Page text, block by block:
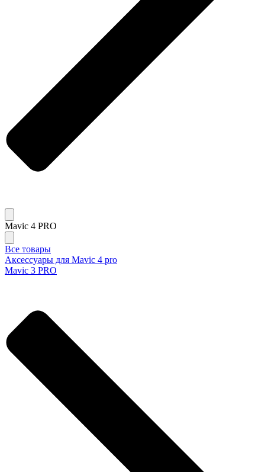
Mavic 4 PRO
Все товары
Аксессуары для Mavic 4 pro
Mavic 3 PRO